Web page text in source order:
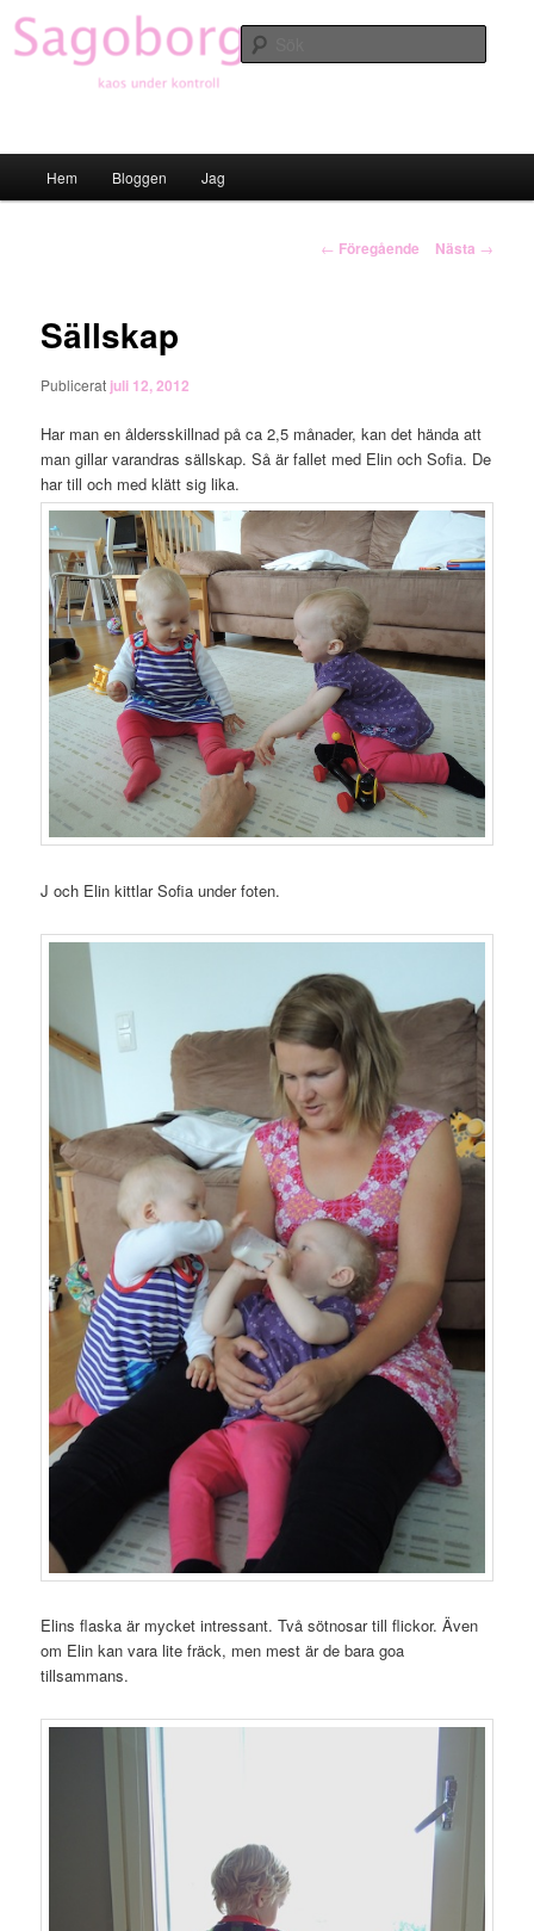
Hoppa
till
primärt
Hem Bloggen Jag
Inläggsnavigering
← Föregående Nästa →
Sällskap
Publicerat juli 12, 2012
Har man en åldersskillnad på ca 2,5 månader, kan det hända att
man gillar varandras sällskap. Så är fallet med Elin och Sofia. De
har till och med klätt sig lika.
J och Elin kittlar Sofia under foten.
Elins flaska är mycket intressant. Två sötnosar till flickor. Även
om Elin kan vara lite fräck, men mest är de bara goa
tillsammans.